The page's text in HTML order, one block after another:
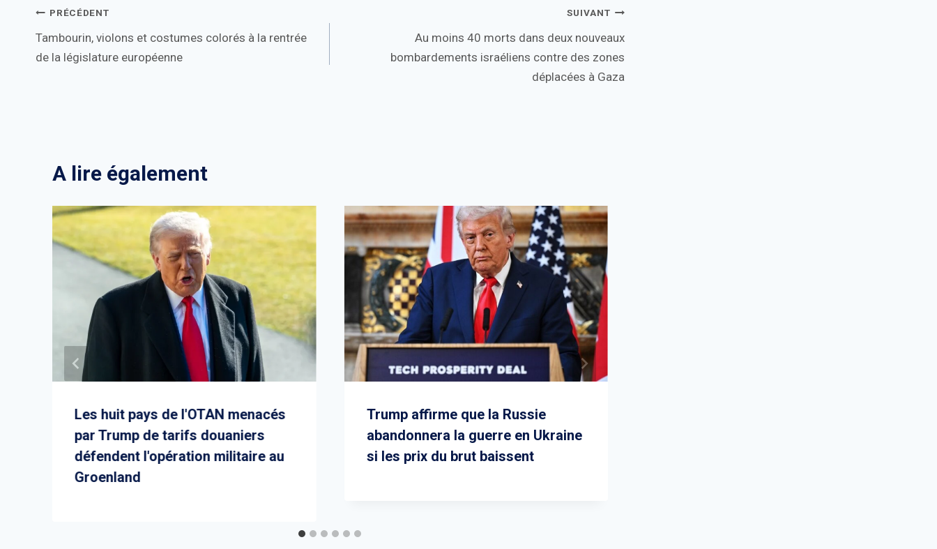
Navigation
de
PRÉCÉDENT
Tambourin, violons et costumes colorés à la rentrée
de la législature européenne
SUIVANT
Au moins 40 morts dans deux nouveaux
bombardements israéliens contre des zones
déplacées à Gaza
A lire également
Les huit pays de l'OTAN menacés
par Trump de tarifs douaniers
défendent l'opération militaire au
Groenland
Trump affirme que la Russie
abandonnera la guerre en Ukraine
si les prix du brut baissent